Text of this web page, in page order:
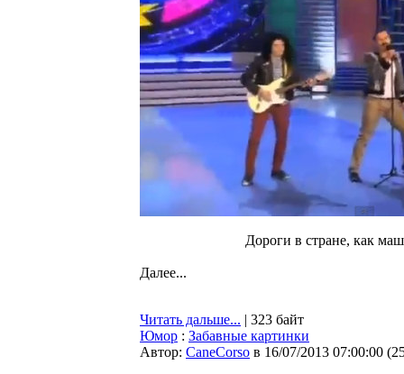
Дороги в стране, как
Далее...
Читать дальше... | 323 байт
Юмор : Забавные картинки
Автор: CaneCorso в 16/07/2013 07:00:00 (